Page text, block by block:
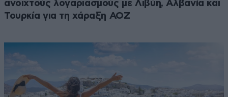
ανοιχτούς λογαριασμούς με Λιβύη, Αλβανία και
Τουρκία για τη χάραξη ΑΟΖ